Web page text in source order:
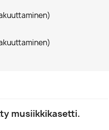
musiikkikasetti.